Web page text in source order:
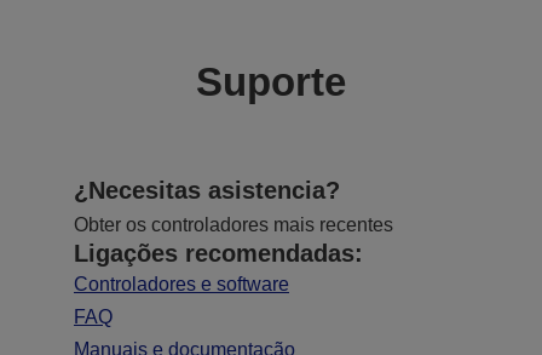
Suporte
¿Necesitas asistencia?
Obter os controladores mais recentes
Ligações recomendadas:
Controladores e software
FAQ
Manuais e documentação